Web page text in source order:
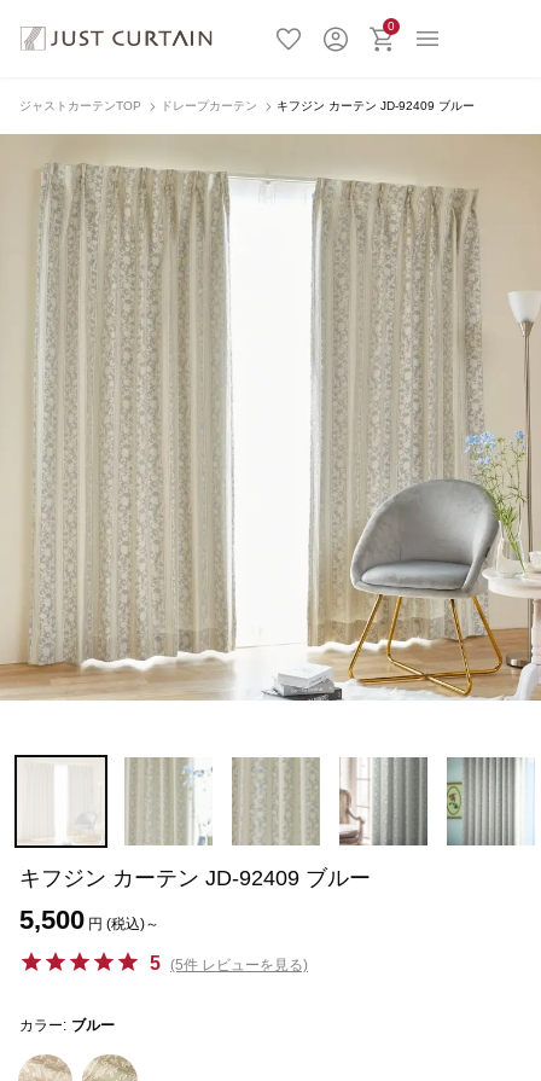
0
ジャストカーテンTOP ドレープカーテン キフジン カーテン JD-92409 ブルー
キフジン カーテン JD-92409 ブルー
5,500 円 (税込)～
5 (5件 レビューを見る)
カラー: ブルー